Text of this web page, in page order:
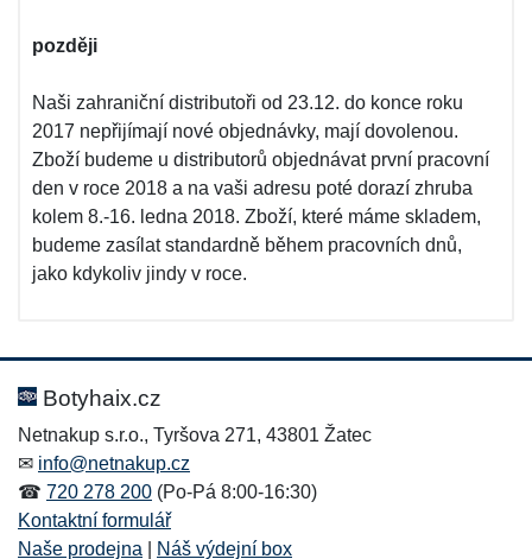
později
Naši zahraniční distributoři od 23.12. do konce roku
2017 nepřijímají nové objednávky, mají dovolenou.
Zboží budeme u distributorů objednávat první pracovní
den v roce 2018 a na vaši adresu poté dorazí zhruba
kolem 8.-16. ledna 2018. Zboží, které máme skladem,
budeme zasílat standardně během pracovních dnů,
jako kdykoliv jindy v roce.
Botyhaix.cz
Netnakup s.r.o., Tyršova 271, 43801 Žatec
✉ info@netnakup.cz
☎ 720 278 200 (Po-Pá 8:00-16:30)
Kontaktní formulář
Naše prodejna
Náš výdejní box